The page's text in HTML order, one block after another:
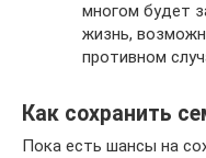
многом будет
жизнь,
противном
Как сохранить
Пока есть шансы на